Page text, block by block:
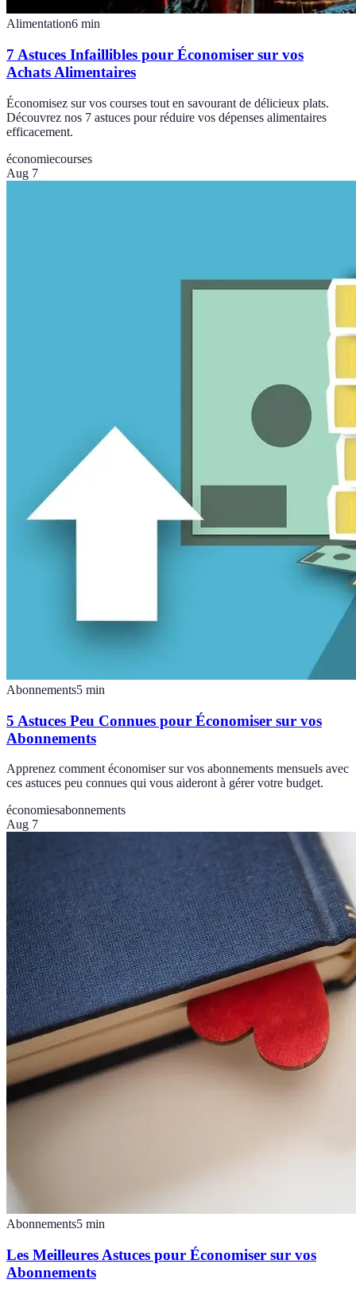
Alimentation6 min
7 Astuces Infaillibles pour Économiser sur vos
Achats Alimentaires
Économisez sur vos courses tout en savourant de délicieux plats.
Découvrez nos 7 astuces pour réduire vos dépenses alimentaires
efficacement.
économiecourses
Aug 7
Abonnements5 min
5 Astuces Peu Connues pour Économiser sur vos
Abonnements
Apprenez comment économiser sur vos abonnements mensuels avec
ces astuces peu connues qui vous aideront à gérer votre budget.
économiesabonnements
Aug 7
Abonnements5 min
Les Meilleures Astuces pour Économiser sur vos
Abonnements